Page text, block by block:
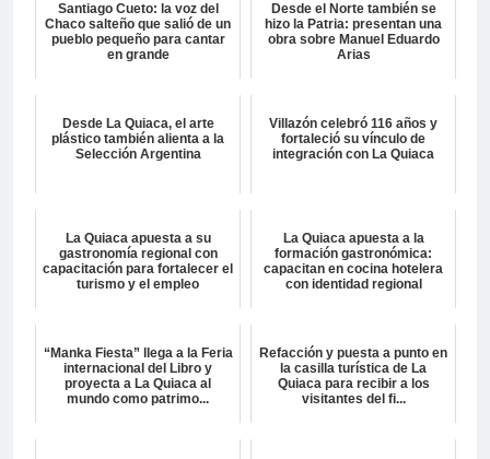
Santiago Cueto: la voz del
Chaco salteño que salió de un
pueblo pequeño para cantar
en grande
Desde el Norte también se
hizo la Patria: presentan una
obra sobre Manuel Eduardo
Arias
Desde La Quiaca, el arte
plástico también alienta a la
Selección Argentina
Villazón celebró 116 años y
fortaleció su vínculo de
integración con La Quiaca
La Quiaca apuesta a su
gastronomía regional con
capacitación para fortalecer el
turismo y el empleo
La Quiaca apuesta a la
formación gastronómica:
capacitan en cocina hotelera
con identidad regional
“Manka Fiesta” llega a la Feria
internacional del Libro y
proyecta a La Quiaca al
mundo como patrimo...
Refacción y puesta a punto en
la casilla turística de La
Quiaca para recibir a los
visitantes del fi...